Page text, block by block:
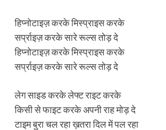
हिप्नोटाइज़ करके मिस्प्राइस करके
सर्प्राइज़ करके सारे रूल्स तोड़ दे
हिप्नोटाइज़ करके मिस्प्राइस करके
सर्प्राइज़ करके सारे रूल्स तोड़ दे
लेग साइड करके लेफ्ट राइट करके
किसी से फाइट करके अपनी राह मोड़ दे
टाइम बुरा चल रहा ख़तरा दिल में पल रहा